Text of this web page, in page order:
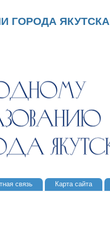
ГОРОДА ЯКУТСКА
связь Карта сайта